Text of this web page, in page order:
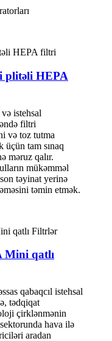
plitəli HEPA
istehsal
filtri
və toz tutma
tam sınaq
məruz qalır.
mükəmməl
təyinat yerinə
təmin etmək.
Mini qatlı
qabaqcıl istehsal
tədqiqat
çirklənmənin
sektorunda hava ilə
aradan